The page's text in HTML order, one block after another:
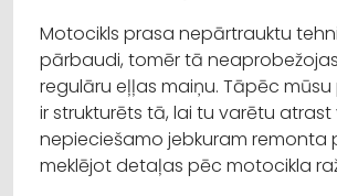
Motocikls prasa nepārtrauktu
pārbaudi, tomēr tā
regulāru eļļas maiņu. Tāpēc
ir strukturēts tā, lai tu varētu atrast
nepieciešamo jebkuram remonta
meklējot detaļas pēc motocikla